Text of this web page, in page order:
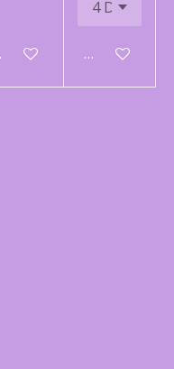
au panierAjouter au